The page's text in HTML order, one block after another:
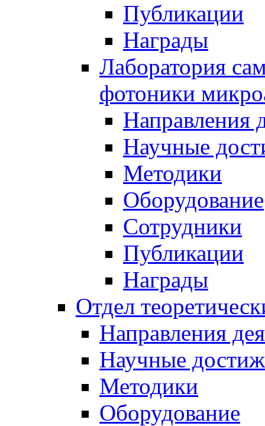
Публикации
Награды
Лаборатория
фотоники
Направления
Научные
Методики
Оборудование
Сотрудники
Публикации
Награды
Отдел
Направления
Научные
Методики
Оборудование